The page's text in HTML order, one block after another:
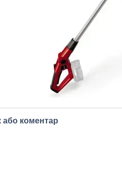
або коментар